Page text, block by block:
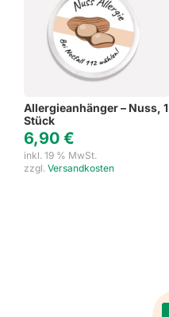
Allergieanhänger – Nuss, 1
Stück
6,90 €
inkl. 19 % MwSt.
zzgl. Versandkosten